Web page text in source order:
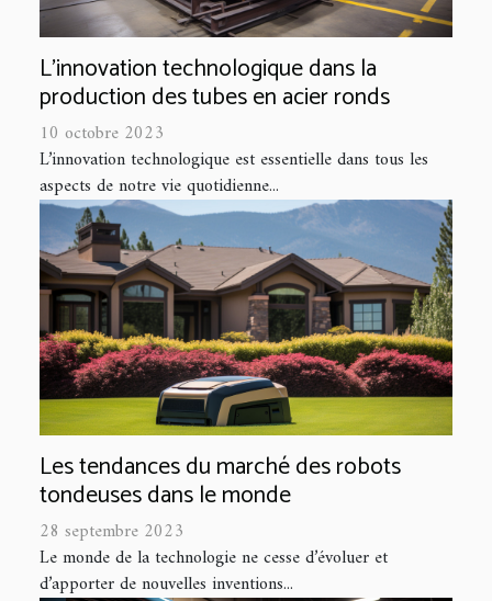
L'innovation technologique dans la
production des tubes en acier ronds
10 octobre 2023
L’innovation technologique est essentielle dans tous les
aspects de notre vie quotidienne...
Les tendances du marché des robots
tondeuses dans le monde
28 septembre 2023
Le monde de la technologie ne cesse d’évoluer et
d’apporter de nouvelles inventions...